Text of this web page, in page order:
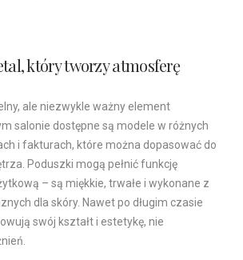
który tworzy atmosferę
ale niezwykle ważny element
salonie dostępne są modele w różnych
i fakturach, które można dopasować do
Poduszki mogą pełnić funkcję
– są miękkie, trwałe i wykonane z
dla skóry. Nawet po długim czasie
swój kształt i estetykę, nie